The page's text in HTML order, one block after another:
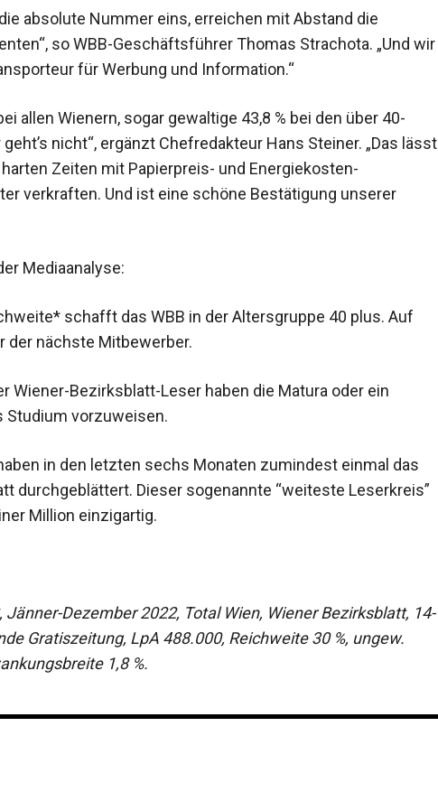
die absolute Nummer eins, erreichen mit Abstand die
so WBB-Geschäftsführer Thomas Strachota. „Und wir
für Werbung und Information.“
allen Wienern, sogar gewaltige 43,8 % bei den über 40-
nicht“, ergänzt Chefredakteur Hans Steiner. „Das lässt
Zeiten mit Papierpreis- und Energie­kosten-
­verkraften. Und ist eine schöne ­Bestätigung unserer
Mediaanalyse:
schafft das WBB in der Altersgruppe 40 plus. Auf
der nächste Mitbewerber.
Wiener-Bezirksblatt-Leser haben die Matura oder ein
Studium vorzuweisen.
in den letzten sechs Monaten zumindest einmal das
durchgeblättert. Dieser sogenannte “weiteste Leserkreis”
Million einzigartig.
Jänner-Dezember 2022, Total Wien, Wiener Bezirksblatt, 14-
Gratiszeitung, LpA 488.000, Reichweite 30 %, ungew.
1,8 %.